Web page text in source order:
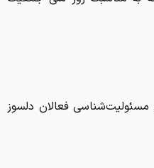
مسئولیت‌شناسی فعالان دلسوز